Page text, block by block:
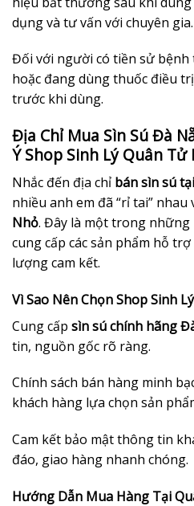
dụng và tư vấn với chuyên gia.
Đối với người có tiền sử bệnh
hoặc đang dùng thuốc điều
trước khi dùng.
Địa Chỉ Mua Sìn Sú Đà
Ý Shop Sinh Lý Quân Tử
Nhắc đến địa chỉ bán sìn sú
nhiều anh em đã “rỉ tai” nhau
Nhỏ. Đây là một trong những
cung cấp các sản phẩm hỗ
lượng cam kết.
Vì Sao Nên Chọn Shop Sinh
Cung cấp sìn sú chính hãng
tin, nguồn gốc rõ ràng.
Chính sách bán hàng minh
khách hàng lựa chọn sản
Cam kết bảo mật thông tin
đáo, giao hàng nhanh chóng.
Hướng Dẫn Mua Hàng Tại